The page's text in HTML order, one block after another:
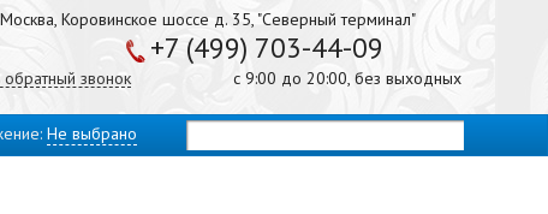
+7 (499) 703-44-09
Москва, Коровинское шоссе д. 35, "Северный терминал"
с 9:00 до 20:00, без выходных
обратный звонок
Не выбрано